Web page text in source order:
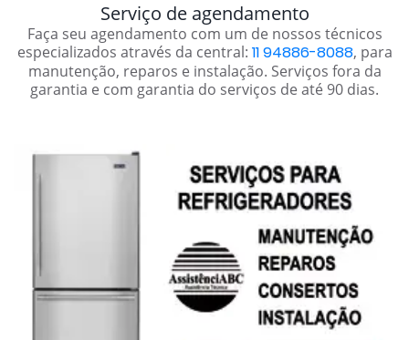
Serviço de agendamento
Faça seu agendamento com um de nossos técnicos
especializados através da central: 11 94886-8088, para
manutenção, reparos e instalação. Serviços fora da
garantia e com garantia do serviços de até 90 dias.